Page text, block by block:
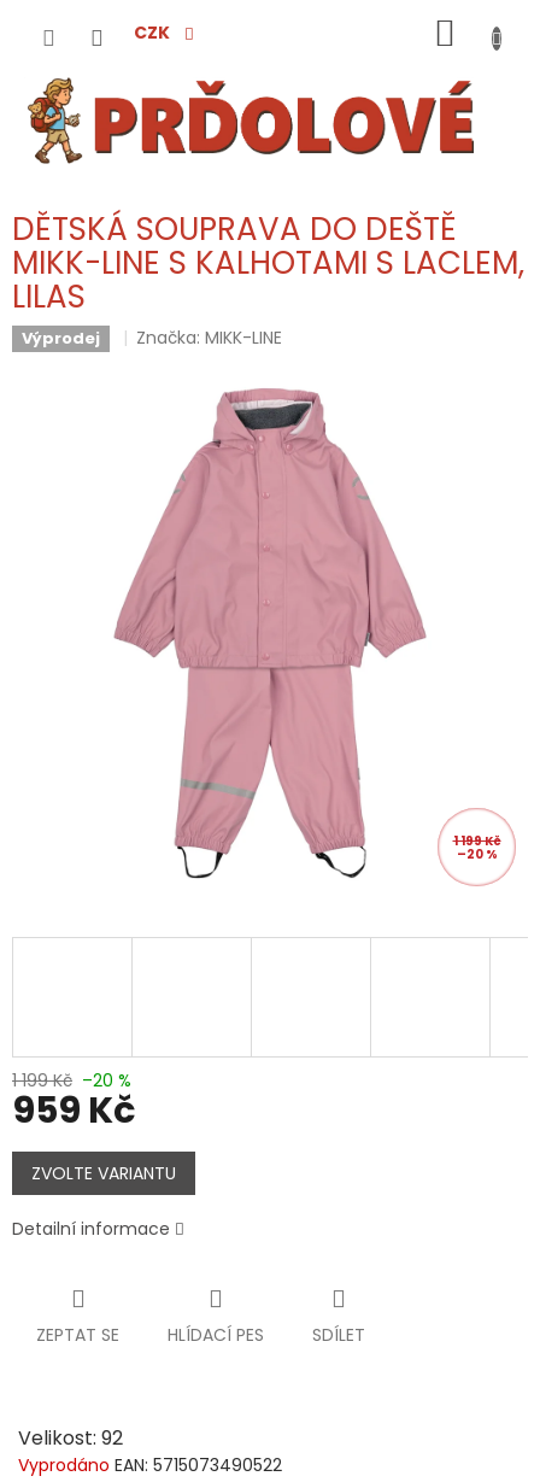
CZK
KOŠÍK
DĚTSKÁ SOUPRAVA DO DEŠTĚ
MIKK-LINE S KALHOTAMI S LACLEM,
LILAS
Výprodej Značka:MIKK-LINE
1 199 Kč
–20 %
1 199 Kč –20 %
959 Kč
Měrná
cena:
ZVOLTE VARIANTU
Detailní informace
ZEPTAT SE HLÍDACÍ PES SDÍLET
Velikost: 92
Vyprodáno EAN: 5715073490522